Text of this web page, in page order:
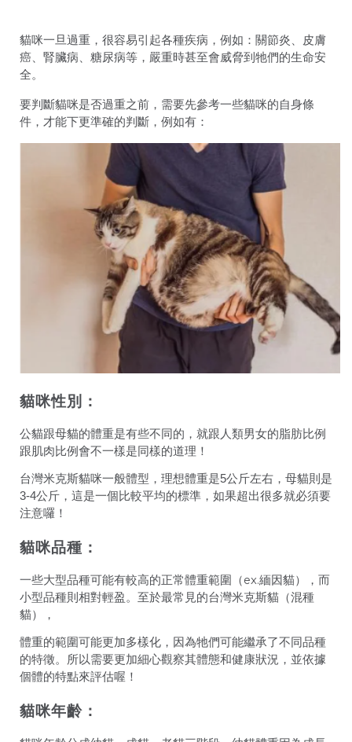
貓咪一旦過重，很容易引起各種疾病，例如：關節炎、皮膚
癌、腎臟病、糖尿病等，嚴重時甚至會威脅到牠們的生命安
全。
要判斷貓咪是否過重之前，需要先參考一些貓咪的自身條
件，才能下更準確的判斷，例如有：
貓咪性別：
公貓跟母貓的體重是有些不同的，就跟人類男女的脂肪比例
跟肌肉比例會不一樣是同樣的道理！
台灣米克斯貓咪一般體型，理想體重是5公斤左右，母貓則是
3-4公斤， 這是一個比較平均的標準，如果超出很多就必須要
注意囉！
貓咪品種：
一些大型品種可能有較高的正常體重範圍 （ex.緬因貓），而
小型品種則相對輕盈。 至於最常見的台灣米克斯貓（混種
貓），
體重的範圍可能更加多樣化，因為牠們可能繼承了不同品種
的特徵。所以需要更加細心觀察其體態和健康狀況，並依據
個體的特點來評估喔！
貓咪年齡：